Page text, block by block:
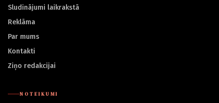
Sludinājumi laikrakstā
Reklāma
Par mums
Kontakti
Ziņo redakcijai
NOTEIKUMI